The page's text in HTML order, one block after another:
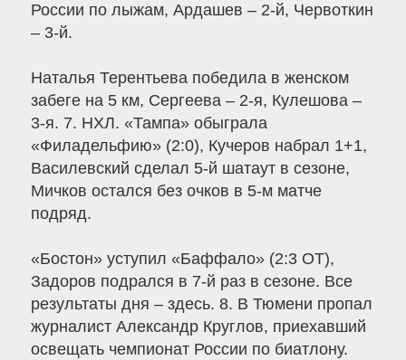
России по лыжам, Ардашев – 2-й, Червоткин
– 3-й.
Наталья Терентьева победила в женском
забеге на 5 км, Сергеева – 2-я, Кулешова –
3-я. 7. НХЛ. «Тампа» обыграла
«Филадельфию» (2:0), Кучеров набрал 1+1,
Василевский сделал 5-й шатаут в сезоне,
Мичков остался без очков в 5-м матче
подряд.
«Бостон» уступил «Баффало» (2:3 ОТ),
Задоров подрался в 7-й раз в сезоне. Все
результаты дня – здесь. 8. В Тюмени пропал
журналист Александр Круглов, приехавший
освещать чемпионат России по биатлону.